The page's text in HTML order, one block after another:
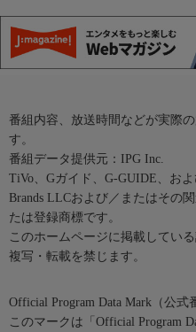
番組内容、放送時間などが実際
す。
番組データ提供元：IPG Inc.
TiVo、Gガイド、G-GUIDE、お
Brands LLCおよび／またはその
たは登録商標です。
このホームページに掲載してい
複写・転載を禁じます。
Official Program Data Mark（公式
このマークは「Official Program